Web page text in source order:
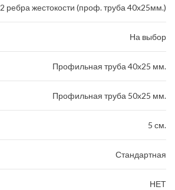
2 ребра жестокости (проф. труба 40х25мм.)
На выбор
Профильная труба 40х25 мм.
Профильная труба 50х25 мм.
5 см.
Стандартная
НЕТ